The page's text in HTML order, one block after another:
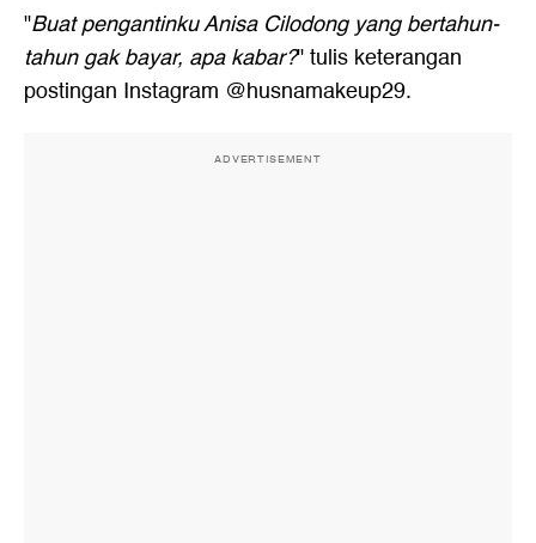
"Buat pengantinku Anisa Cilodong yang bertahun-
tahun gak bayar, apa kabar?" tulis keterangan
postingan Instagram @husnamakeup29.
ADVERTISEMENT